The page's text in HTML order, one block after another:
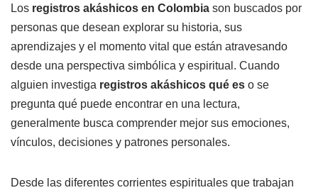
Los registros akáshicos en Colombia son buscados por
personas que desean explorar su historia, sus
aprendizajes y el momento vital que están atravesando
desde una perspectiva simbólica y espiritual. Cuando
alguien investiga registros akáshicos qué es o se
pregunta qué puede encontrar en una lectura,
generalmente busca comprender mejor sus emociones,
vínculos, decisiones y patrones personales.
Desde las diferentes corrientes espirituales que trabajan